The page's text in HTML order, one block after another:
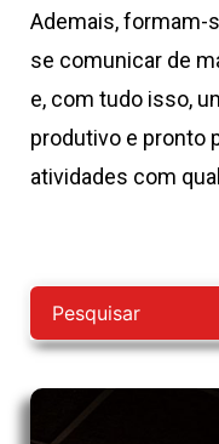
Ademais, formam-
se comunicar de
e, com tudo isso,
produtivo e pronto
atividades com